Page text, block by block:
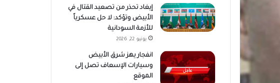
إيغاد تحذر من تصعيد القتال في
الأبيض وتؤكد: لا حل عسكرياً
للأزمة السودانية
يونيو 22, 2026
انفجار يهز شرق الأبيض
وسيارات الإسعاف تصل إلى
الموقع